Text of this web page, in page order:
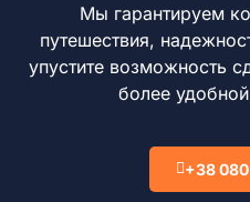
Мы гарантируем
путешествия,
упустите возможность
более
+38 080